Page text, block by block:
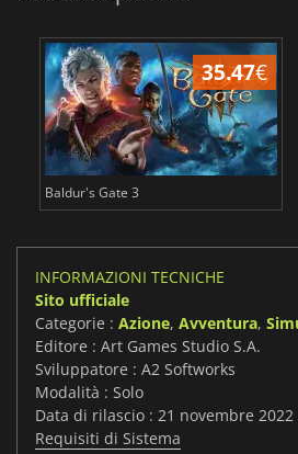
35.47€
Baldur's Gate 3
INFORMAZIONI TECNICHE
Sito ufficiale
Categorie : Azione, Avventura,
Editore : Art Games Studio S.A.
Sviluppatore : A2 Softworks
Modalità : Solo
Data di rilascio : 21 novembre 2022
Requisiti di Sistema